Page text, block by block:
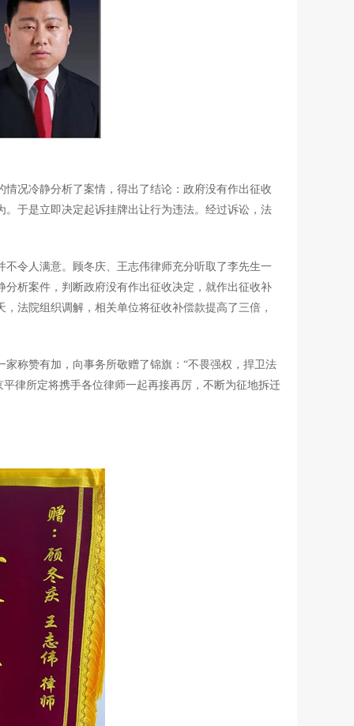
冷静分析了案情，得出了结论：政府没有作出征收
于是立即决定起诉挂牌出让行为违法。经过诉讼，法
人满意。顾冬庆、王志伟律师充分听取了李先生一
析案件，判断政府没有作出征收决定，就作出征收补
法院组织调解，相关单位将征收补偿款提高了三倍，
赞有加，向事务所敬赠了锦旗：“不畏强权，捍卫法
律所定将携手各位律师一起再接再厉，不断为征地拆迁